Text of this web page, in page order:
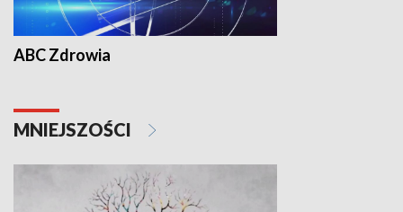
ABC Zdrowia
MNIEJSZOŚCI